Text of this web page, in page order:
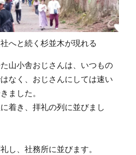
へと続く杉並木が現れる
山小舎おじさんは、いつもの
なく、おじさんにしては速い
ました。
着き、拝礼の列に並びまし
し、社務所に並びます。